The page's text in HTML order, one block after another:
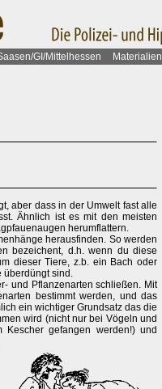
GI/Mittelhessen Materialien
aber dass in der Umwelt fast alle
Ähnlich ist es mit den meisten
herumflattern.
herausfinden. So werden
bezeichent, d.h. wenn du diese
dieser Tiere, z.b. ein Bach oder
überdüngt sind.
und Pflanzenarten schließen. Mit
bestimmt werden, und das
ein wichtiger Grundsatz das die
wird (nicht nur bei Vögeln und
gefangen werden!) und